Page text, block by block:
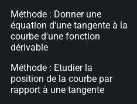
Méthode : Donner une
équation d'une tangente à la
courbe d'une fonction
dérivable
Méthode : Etudier la
position de la courbe par
rapport à une tangente